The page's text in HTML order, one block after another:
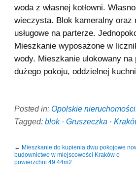
woda z własnej kotłowni.
wieczysta. Blok kameralny oraz
usługowe na parterze.
Mieszkanie wyposażone w
wody. Mieszkanie ulokowany
dużego pokoju, oddzielnej
Posted in: Opolskie nieruchomości
Tagged: blok· Gruszeczka ·
← Mieszkanie do kupienia dwu pokojowe
budownictwo w miejscowości Kraków o
powierzchni 49.44m2